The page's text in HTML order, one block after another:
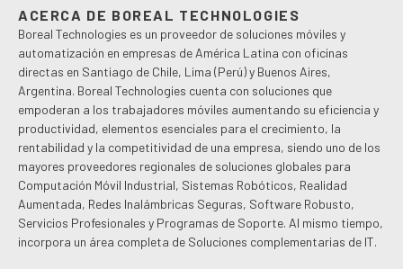
ACERCA DE BOREAL TECHNOLOGIES
Boreal Technologies es un proveedor de soluciones móviles y
automatización en empresas de América Latina con oficinas
directas en Santiago de Chile, Lima (Perú) y Buenos Aires,
Argentina. Boreal Technologies cuenta con soluciones que
empoderan a los trabajadores móviles aumentando su eficiencia y
productividad, elementos esenciales para el crecimiento, la
rentabilidad y la competitividad de una empresa, siendo uno de los
mayores proveedores regionales de soluciones globales para
Computación Móvil Industrial, Sistemas Robóticos, Realidad
Aumentada, Redes Inalámbricas Seguras, Software Robusto,
Servicios Profesionales y Programas de Soporte. Al mismo tiempo,
incorpora un área completa de Soluciones complementarias de IT.